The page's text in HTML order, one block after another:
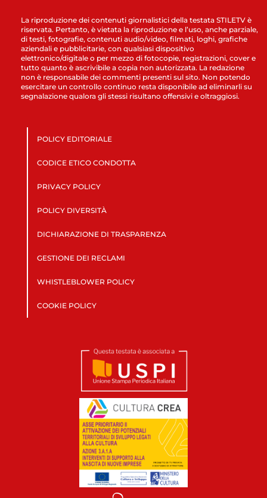
La riproduzione dei contenuti giornalistici della testata STILETV è
riservata. Pertanto, è vietata la riproduzione e l’uso, anche parziale,
di testi, fotografie, contenuti audio/video, filmati, loghi, grafiche
aziendali e pubblicitarie, con qualsiasi dispositivo
elettronico/digitale o per mezzo di fotocopie, registrazioni, cover e
tutto quanto è ascrivibile a copia non autorizzata. La redazione
non è responsabile dei commenti presenti sul sito. Non potendo
esercitare un controllo continuo resta disponibile ad eliminarli su
segnalazione qualora gli stessi risultano offensivi e oltraggiosi.
POLICY EDITORIALE
CODICE ETICO CONDOTTA
PRIVACY POLICY
POLICY DIVERSITÀ
DICHIARAZIONE DI TRASPARENZA
GESTIONE DEI RECLAMI
WHISTLEBLOWER POLICY
COOKIE POLICY